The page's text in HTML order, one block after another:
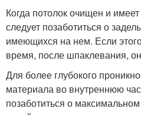
Когда потолок очищен и
следует позаботиться о
имеющихся на нем. Если
время, после шпаклевания,
Для более глубокого
материала во внутреннюю
позаботиться о